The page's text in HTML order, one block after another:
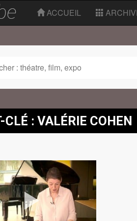
ACCUEIL
CLÉ : VALÉRIE COHEN